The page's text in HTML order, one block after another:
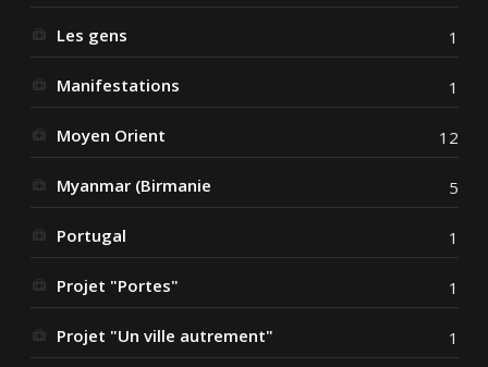
Les gens 1
Manifestations 1
Moyen Orient 12
Myanmar (Birmanie 5
Portugal 1
Projet "Portes" 1
Projet "Un ville autrement" 1